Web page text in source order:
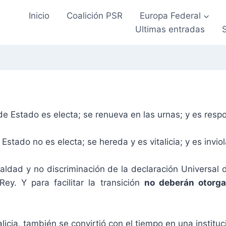
Inicio Coalición PSR
Europa Federal
Ultimas entradas
Estado es electa; se renueva en las urnas; y es
no es electa; se hereda y es vitalicia; y es
y no discriminación de la declaración Universal
Y para facilitar la transición no deberán
también se convirtió con el tiempo en una